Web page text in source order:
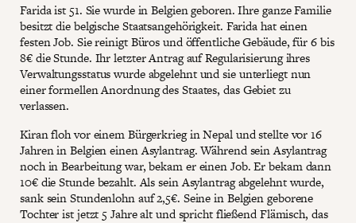
Farida ist 51. Sie wurde in Belgien geboren. Ihre ganze Familie
besitzt die belgische Staatsangehörigkeit. Farida hat einen
festen Job. Sie reinigt Büros und öffentliche Gebäude, für 6 bis
8€ die Stunde. Ihr letzter Antrag auf Regularisierung ihres
Verwaltungsstatus wurde abgelehnt und sie unterliegt nun
einer formellen Anordnung des Staates, das Gebiet zu
verlassen.
Kiran floh vor einem Bürgerkrieg in Nepal und stellte vor 16
Jahren in Belgien einen Asylantrag. Während sein Asylantrag
noch in Bearbeitung war, bekam er einen Job. Er bekam dann
10€ die Stunde bezahlt. Als sein Asylantrag abgelehnt wurde,
sank sein Stundenlohn auf 2,5€. Seine in Belgien geborene
Tochter ist jetzt 5 Jahre alt und spricht fließend Flämisch, das